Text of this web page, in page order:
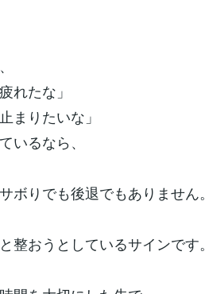
れたな」
まりたいな」
いるなら、
ボりでも後退でもありません。
整おうとしているサインです。